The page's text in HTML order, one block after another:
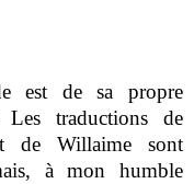
est de sa propre
traductions de
de Willaime sont
à mon humble